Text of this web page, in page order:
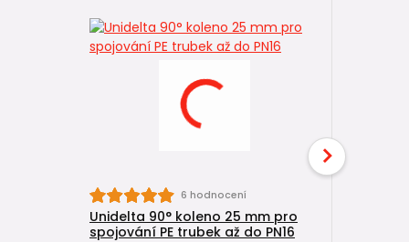
6 hodnocení
Unidelta 90° koleno 25 mm pro
spojování PE trubek až do PN16